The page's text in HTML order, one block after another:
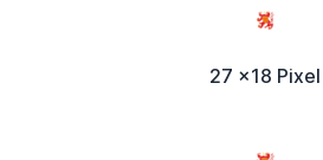
27 x18 Pixel